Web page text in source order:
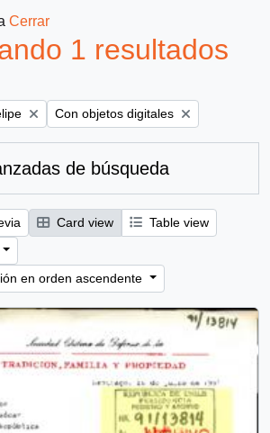
Cerrar
1 resultados
Remove filter:
Con objetos digitales
de búsqueda
Card view
Table view
en orden ascendente